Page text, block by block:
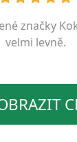
značky
velmi levně.